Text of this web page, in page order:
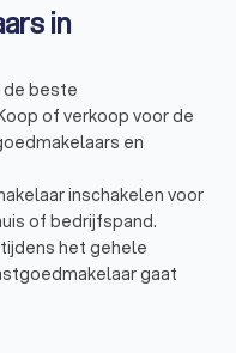
in
beste
of verkoop voor de
en
inschakelen voor
of bedrijfspand.
het gehele
gaat